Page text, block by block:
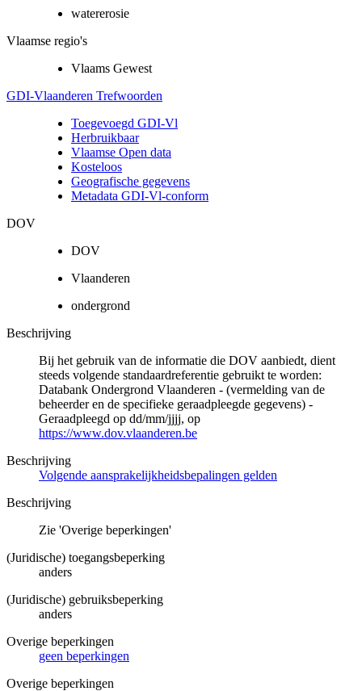
watererosie
Vlaamse regio's
Vlaams Gewest
GDI-Vlaanderen Trefwoorden
Toegevoegd GDI-Vl
Herbruikbaar
Vlaamse Open data
Kosteloos
Geografische gegevens
Metadata GDI-Vl-conform
DOV
DOV
Vlaanderen
ondergrond
Beschrijving
Bij het gebruik van de informatie die DOV aanbiedt, dient
steeds volgende standaardreferentie gebruikt te worden:
Databank Ondergrond Vlaanderen - (vermelding van de
beheerder en de specifieke geraadpleegde gegevens) -
Geraadpleegd op dd/mm/jjjj, op
https://www.dov.vlaanderen.be
Beschrijving
Volgende aansprakelijkheidsbepalingen gelden
Beschrijving
Zie 'Overige beperkingen'
(Juridische) toegangsbeperking
anders
(Juridische) gebruiksbeperking
anders
Overige beperkingen
geen beperkingen
Overige beperkingen